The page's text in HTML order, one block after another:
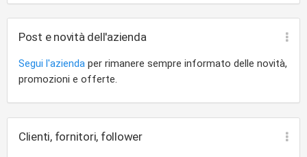
Post e novità dell'azienda
Segui l'azienda per rimanere sempre informato delle novità,
promozioni e offerte.
Clienti, fornitori, follower